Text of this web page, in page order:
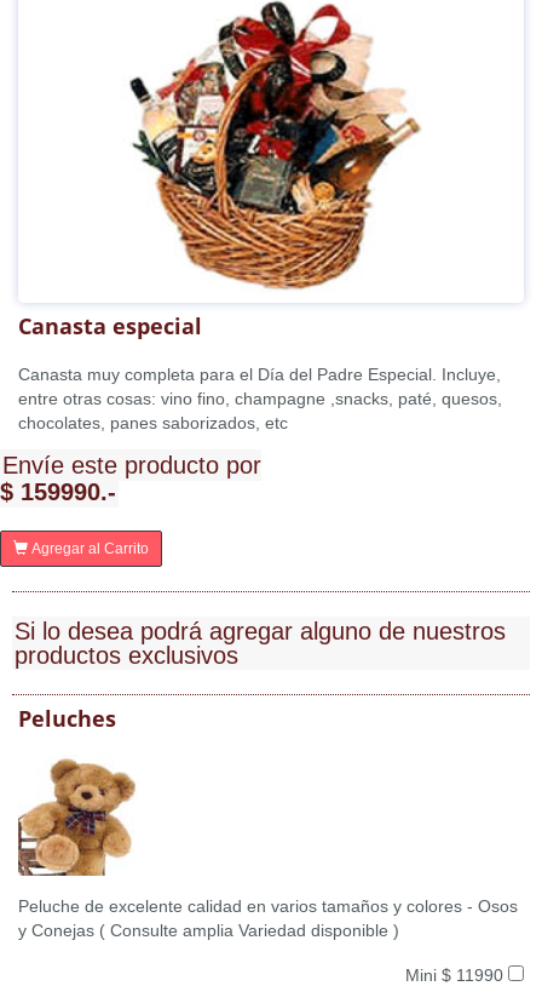
Canasta especial
Canasta muy completa para el Día del Padre Especial. Incluye,
entre otras cosas: vino fino, champagne ,snacks, paté, quesos,
chocolates, panes saborizados, etc
Envíe este producto por
$ 159990.-
Agregar al Carrito
Si lo desea podrá agregar alguno de nuestros
productos exclusivos
Peluches
Peluche de excelente calidad en varios tamaños y colores - Osos
y Conejas ( Consulte amplia Variedad disponible )
Mini $ 11990